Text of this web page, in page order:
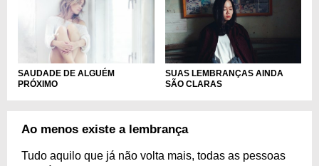
SAUDADE DE ALGUÉM
PRÓXIMO
SUAS LEMBRANÇAS AINDA
SÃO CLARAS
Ao menos existe a lembrança
Tudo aquilo que já não volta mais, todas as pessoas